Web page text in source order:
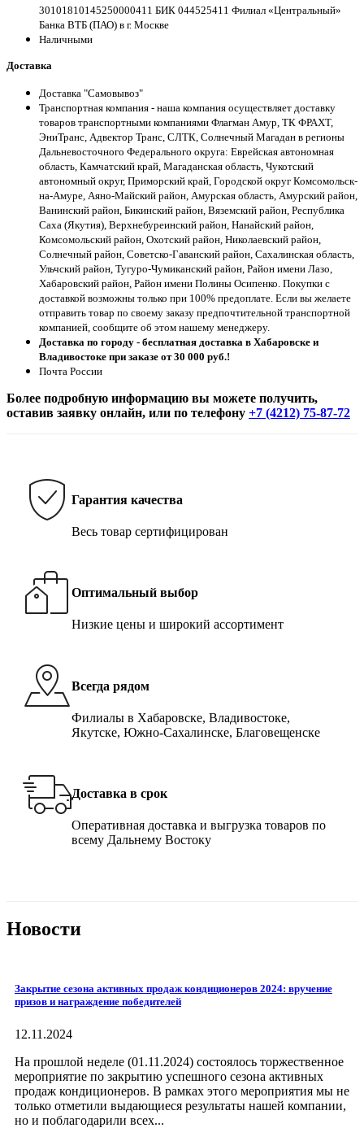
30101810145250000411 БИК 044525411 Филиал «Центральный»
Банка ВТБ (ПАО) в г. Москве
Наличными
Доставка
Доставка "Самовывоз"
Транспортная компания - наша компания осуществляет доставку
товаров транспортными компаниями Флагман Амур, ТК ФРАХТ,
ЭниТранс, Адвектор Транс, СЛТК, Солнечный Магадан в регионы
Дальневосточного Федерального округа: Еврейская автономная
область, Камчатский край, Магаданская область, Чукотский
автономный округ, Приморский край, Городской округ Комсомольск-
на-Амуре, Аяно-Майский район, Амурская область, Амурский район,
Ванинский район, Бикинский район, Вяземский район, Республика
Саха (Якутия), Верхнебуреинский район, Нанайский район,
Комсомольский район, Охотский район, Николаевский район,
Солнечный район, Советско-Гаванский район, Сахалинская область,
Ульчский район, Тугуро-Чумиканский район, Район имени Лазо,
Хабаровский район, Район имени Полины Осипенко. Покупки с
доставкой возможны только при 100% предоплате. Если вы желаете
отправить товар по своему заказу предпочтительной транспортной
компанией, сообщите об этом нашему менеджеру.
Доставка по городу - бесплатная доставка в Хабаровске и
Владивостоке при заказе от 30 000 руб.!
Почта России
Более подробную информацию вы можете получить,
оставив заявку онлайн, или по телефону +7 (4212) 75-87-72
Гарантия качества
Весь товар сертифицирован
Оптимальный выбор
Низкие цены и широкий ассортимент
Всегда рядом
Филиалы в Хабаровске, Владивостоке,
Якутске, Южно-Сахалинске, Благовещенске
Доставка в срок
Оперативная доставка и выгрузка товаров по
всему Дальнему Востоку
Новости
Закрытие сезона активных продаж кондиционеров 2024: вручение
призов и награждение победителей
12.11.2024
На прошлой неделе (01.11.2024) состоялось торжественное
мероприятие по закрытию успешного сезона активных
продаж кондиционеров. В рамках этого мероприятия мы не
только отметили выдающиеся результаты нашей компании,
но и поблагодарили всех...